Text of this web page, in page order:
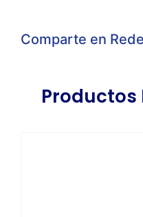
Comparte en
Productos